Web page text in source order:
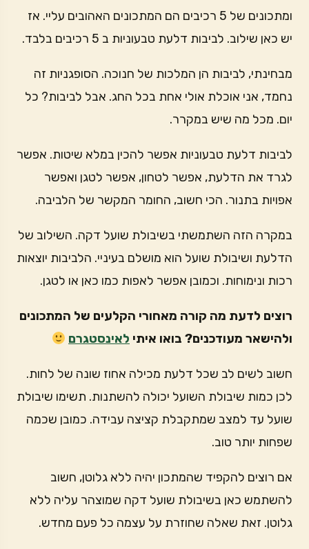
ומתכונים של 5 רכיבים הם המתכונים האהובים עליי. אז
יש כאן שילוב. לביבות דלעת טבעוניות ב 5 רכיבים בלבד.
מבחינתי, לביבות הן המלכות של חנוכה. הסופגניות זה
נחמד, אני אוכלת אולי אחת בכל החג. אבל לביבות? כל
יום. מכל מה שיש במקרר.
לביבות דלעת טבעוניות אפשר להכין במלא שיטות. אפשר
לגרד את הדלעת, אפשר לטחון, אפשר לטגן ואפשר
אפויות בתנור. הכי חשוב, החומר המקשר של הלביבה.
במקרה הזה השתמשתי בשיבולת שועל דקה. השילוב של
הדלעת ושיבולת שועל הוא מושלם בעיניי. הלביבות יוצאות
רכות ונימוחות. וכמובן אפשר לאפות כמו כאן או לטגן.
רוצים לדעת מה קורה מאחורי הקלעים של המתכונים
ולהישאר מעודכנים? בואו איתי לאינסטגרם
חשוב לשים לב שכל דלעת מכילה אחוז שונה של לחות.
לכן כמות שיבולת השועל יכולה להשתנות. תשימו שיבולת
שועל עד למצב שמתקבלת קציצה עבידה. כמובן שכמה
שפחות יותר טוב.
אם רוצים להקפיד שהמתכון יהיה ללא גלוטן, חשוב
להשתמש כאן בשיבולת שועל דקה שמוצהר עליה ללא
גלוטן. זאת שאלה שחוזרת על עצמה כל פעם מחדש.